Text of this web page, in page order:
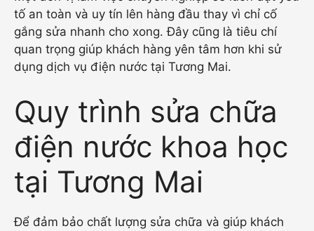
tố an toàn và uy tín lên hàng đầu thay vì chỉ cố
gắng sửa nhanh cho xong. Đây cũng là tiêu chí
quan trọng giúp khách hàng yên tâm hơn khi sử
dụng dịch vụ điện nước tại Tương Mai.
Quy trình sửa chữa
điện nước khoa học
tại Tương Mai
Để đảm bảo chất lượng sửa chữa và giúp khách